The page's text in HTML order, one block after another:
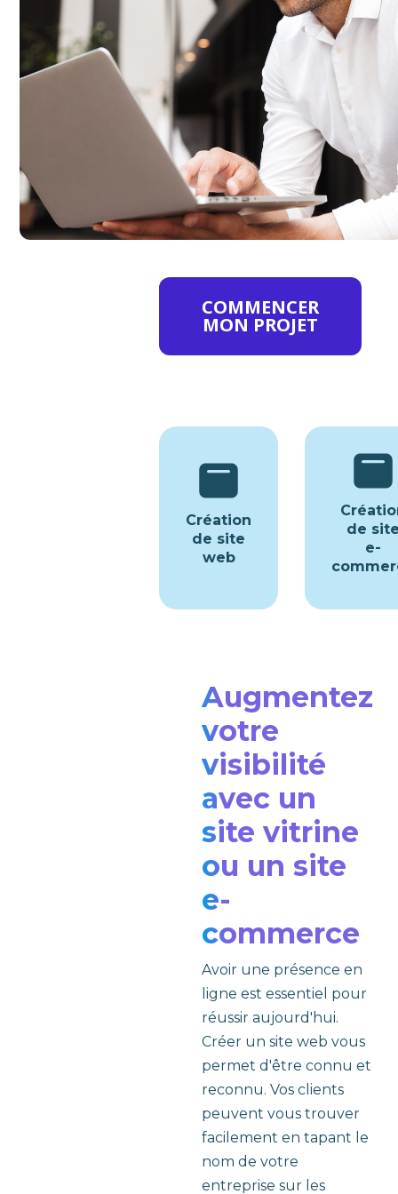
Nous concevons des sites
internet modernes, rapides
et adaptés à vos besoins. Site
vitrine, boutique en ligne,
interface de réservation ou
catalogue : nous
développons des solutions
sur-mesure qui
transforment vos visiteurs
en clients.
COMMENCER
MON PROJET
Création
de site
web
de
e-
Augmentez
votre
visibilité
avec un
site vitrine
ou un site
e-
commerce
Avoir une présence en
ligne est essentiel pour
réussir aujourd'hui.
Créer un site web vous
permet d'être connu et
reconnu. Vos clients
peuvent vous trouver
facilement en tapant le
nom de votre
entreprise sur les